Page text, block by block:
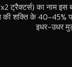
ट्रैक्टर्स) का नाम
की शक्ति के 40-45%
इधर-उधर